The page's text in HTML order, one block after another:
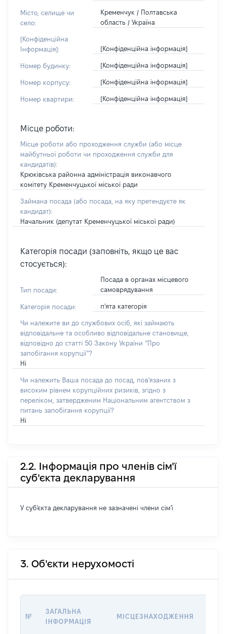
Місто, селище чи
село:
Кременчук / Полтавська
область / Україна
[Конфіденційна
Інформація]:
[Конфіденційна інформація]
Номер будинку: [Конфіденційна інформація]
Номер корпусу: [Конфіденційна інформація]
Номер квартири: [Конфіденційна інформація]
Місце роботи:
Місце роботи або проходження служби (або місце
майбутньої роботи чи проходження служби для
кандидатів):
Крюківська районна адміністрація виконавчого
комітету Кременчуцької міської ради
Займана посада (або посада, на яку претендуєте як
кандидат):
Начальник (депутат Кременчуцької міської ради)
Категорія посади (заповніть, якщо це вас
стосується):
Тип посади:
Посада в органах місцевого
самоврядування
Категорія посади: п'ята категорія
Чи належите ви до службових осіб, які займають
відповідальне та особливо відповідальне становище,
відповідно до статті 50 Закону України “Про
запобігання корупції”?
Ні
Чи належить Ваша посада до посад, пов'язаних з
високим рівнем корупційних ризиків, згідно з
переліком, затвердженим Національним агентством з
питань запобігання корупції?
Ні
2.2. Інформація про членів сім'ї
суб'єкта декларування
У суб'єкта декларування не зазначені члени сім'ї
3. Об'єкти нерухомості
№
ЗАГАЛЬНА
ІНФОРМАЦІЯ
МІСЦЕЗНАХОДЖЕННЯ